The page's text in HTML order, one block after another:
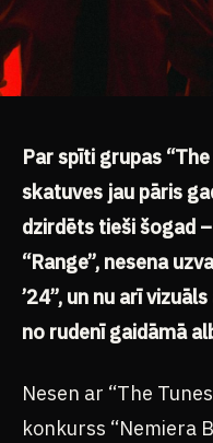
Par spīti grupas
skatuves jau pāris
dzirdēts tieši šogad
“Range”, nesena
’24”, un nu arī
no rudenī gaidāmā
Nesen ar “The
konkurss “Nemiera